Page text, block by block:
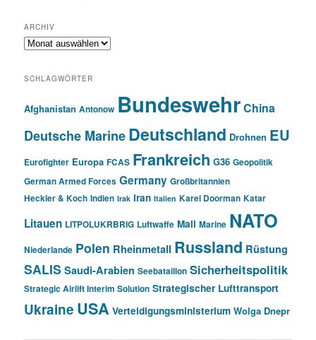
ARCHIV
Archiv
SCHLAGWÖRTER
Afghanistan Antonow BundeswehrChina
Deutsche MarineDeutschland Drohnen EU
Eurofighter Europa FCAS Frankreich G36 Geopolitik
German Armed Forces Germany Großbritannien
Heckler & Koch Indien Irak Iran Italien Karel Doorman Katar
Litauen LITPOLUKRBRIG Luftwaffe Mali Marine NATO
Niederlande Polen Rheinmetall Russland Rüstung
SALIS Saudi-Arabien Seebataillon Sicherheitspolitik
Strategic Airlift Interim Solution Strategischer Lufttransport
Ukraine USA Verteidigungsministerium Wolga Dnepr